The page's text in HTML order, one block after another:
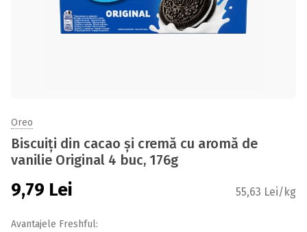
Oreo
Biscuiți din cacao și cremă cu aromă de
vanilie Original 4 buc, 176g
9,79 Lei 55,63 Lei/kg
Avantajele Freshful: